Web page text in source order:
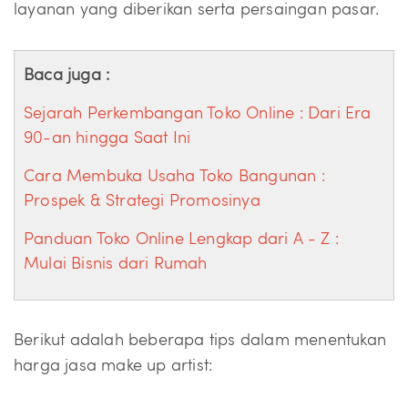
layanan yang diberikan serta persaingan pasar.
Baca juga :
Sejarah Perkembangan Toko Online : Dari Era
90-an hingga Saat Ini
Cara Membuka Usaha Toko Bangunan :
Prospek & Strategi Promosinya
Panduan Toko Online Lengkap dari A - Z :
Mulai Bisnis dari Rumah
Berikut adalah beberapa tips dalam menentukan
harga jasa make up artist: